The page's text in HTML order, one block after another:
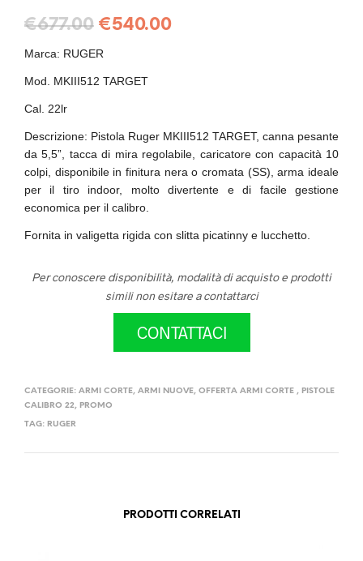
€677.00 €540.00
Marca: RUGER
Mod. MKIII512 TARGET
Cal. 22lr
Descrizione: Pistola Ruger MKIII512 TARGET, canna pesante
da 5,5”, tacca di mira regolabile, caricatore con capacità 10
colpi, disponibile in finitura nera o cromata (SS), arma ideale
per il tiro indoor, molto divertente e di facile gestione
economica per il calibro.
Fornita in valigetta rigida con slitta picatinny e lucchetto.
Per conoscere disponibilità, modalità di acquisto e prodotti
simili non esitare a contattarci
CONTATTACI
CATEGORIE: ARMI CORTE, ARMI NUOVE, OFFERTA ARMI CORTE , PISTOLE
CALIBRO 22, PROMO
TAG: RUGER
PRODOTTI CORRELATI